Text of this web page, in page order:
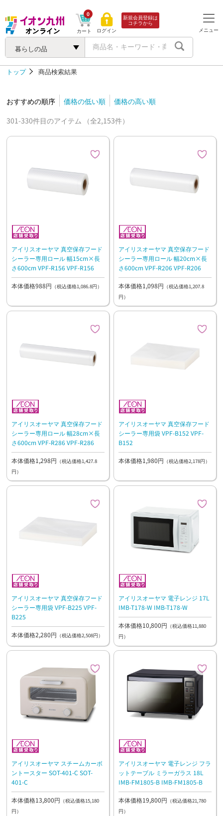
暮らしの品
カート
0
ログイン
新規会員登録は
コチラから
メニュー
トップ 商品検索結果
おすすめの順序 価格の低い順
価格の高い順
301-330件目のアイテム （全2,153件）
アイリスオーヤマ 真空保存フード
シーラー専用ロール 幅15cm×長
さ600cm VPF-R156 VPF-R156
本体価格988円 （税込価格1,086.8円）
アイリスオーヤマ 真空保存フード
シーラー専用ロール 幅20cm×長
さ600cm VPF-R206 VPF-R206
本体価格1,098円 （税込価格1,207.8
円）
アイリスオーヤマ 真空保存フード
シーラー専用ロール 幅28cm×長
さ600cm VPF-R286 VPF-R286
本体価格1,298円 （税込価格1,427.8
円）
アイリスオーヤマ 真空保存フード
シーラー専用袋 VPF-B152 VPF-
B152
本体価格1,980円 （税込価格2,178円）
アイリスオーヤマ 真空保存フード
シーラー専用袋 VPF-B225 VPF-
B225
本体価格2,280円 （税込価格2,508円）
アイリスオーヤマ 電子レンジ 17L
IMB-T178-W IMB-T178-W
本体価格10,800円 （税込価格11,880
円）
アイリスオーヤマ スチームカーボ
ントースター SOT-401-C SOT-
401-C
本体価格13,800円 （税込価格15,180
円）
アイリスオーヤマ 電子レンジ フラ
ットテーブル ミラーガラス 18L
IMB-FM1805-B IMB-FM1805-B
本体価格19,800円 （税込価格21,780
円）